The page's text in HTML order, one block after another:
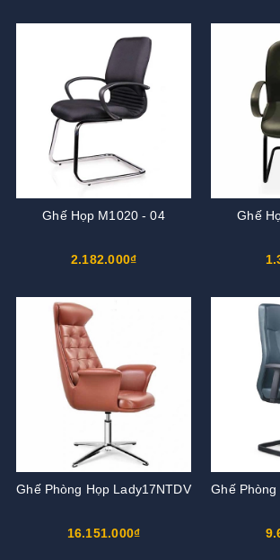
Ghế Họp M1020 - 04
2.182.000₫
Ghế
Ghế Phòng Họp Lady17NTDV
16.151.000₫
Ghế